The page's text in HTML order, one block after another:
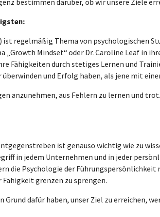
ist regelmäßig Thema von psychologischen
„Growth Mindset“ oder Dr. Caroline Leaf in
Fähigkeiten durch stetiges Lernen und
und Erfolg haben, als jene mit
anzunehmen, aus Fehlern zu lernen und
ist genauso wichtig wie zu
in jedem Unternehmen und in jeder
die Psychologie der Führungspersönlichkeit
grenzen zu sprengen.
Grund dafür haben, unser Ziel zu erreichen,